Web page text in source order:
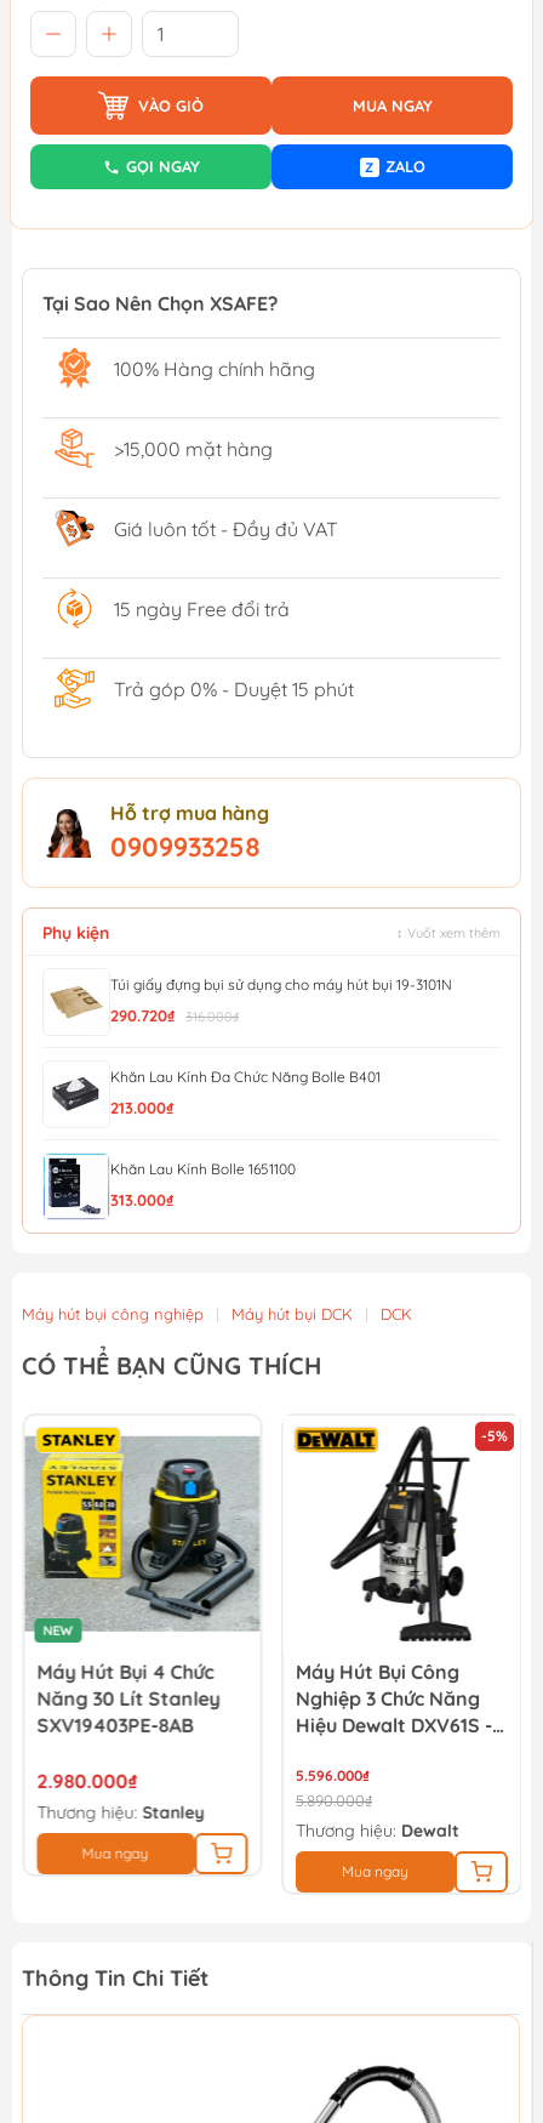
VÀO GIỎ MUA NGAY
GỌI NGAY Z ZALO
Tại Sao Nên Chọn XSAFE?
100% Hàng chính hãng
>15,000 mặt hàng
Giá luôn tốt - Đầy đủ VAT
15 ngày Free đổi trả
Trả góp 0% - Duyệt 15 phút
Hỗ trợ mua hàng
0909933258
Phụ kiện ↕ Vuốt xem thêm
Túi giấy đựng bụi sử dụng cho máy hút bụi 19-3101N
290.720₫ 316.000₫
Khăn Lau Kính Đa Chức Năng Bolle B401
213.000₫
Khăn Lau Kính Bolle 1651100
313.000₫
Đầu hút bụi bảng lớn sử dụng cho máy hút bụi Stanley...
368.920₫
Ống cứng, hút bụi làm bằng nhựa tổng hợp sử dụng ch...
220.800₫ 240.000₫
Máy hút bụi công nghiệp | Máy hút bụi DCK | DCK
CÓ THỂ BẠN CŨNG THÍCH
NEW
Máy Hút Bụi 4 Chức
Năng 30 Lít Stanley
SXV19403PE-8AB
2.980.000₫
Thương hiệu: Stanley
Mua ngay
-5%
Máy Hút Bụi Công
Nghiệp 3 Chức Năng
Hiệu Dewalt DXV61S -
5.596.000₫
5.890.000₫
Thương hiệu: Dewalt
Mua ngay
Thông Tin Chi Tiết